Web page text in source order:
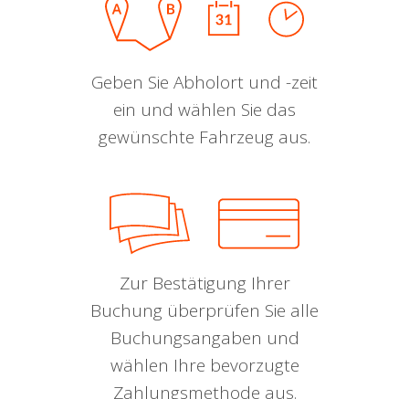
Geben Sie Abholort und -zeit
ein und wählen Sie das
gewünschte Fahrzeug aus.
Zur Bestätigung Ihrer
Buchung überprüfen Sie alle
Buchungsangaben und
wählen Ihre bevorzugte
Zahlungsmethode aus.